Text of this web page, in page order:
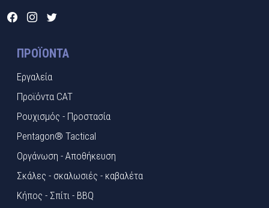
ΠΡΟΪΌΝΤΑ
Εργαλεία
Προϊόντα CAT
Ρουχισμός - Προστασία
Pentagon® Tactical
Οργάνωση - Αποθήκευση
Σκάλες - σκαλωσιές - καβαλέτα
Κήπος - Σπίτι - BBQ